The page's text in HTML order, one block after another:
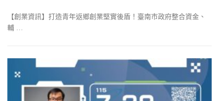
【創業資訊】打造青年返鄉創業堅實後盾！臺南市政府整合資金、
輔 …